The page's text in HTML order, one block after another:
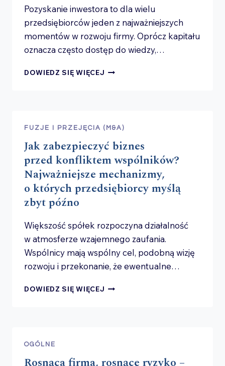
ROSNĄĆ?
Pozyskanie inwestora to dla wielu
przedsiębiorców jeden z najważniejszych
momentów w rozwoju firmy. Oprócz kapitału
oznacza często dostęp do wiedzy,…
DOWIEDZ SIĘ WIĘCEJ JAK
OBSZARÓW,
KTÓRE
FUNDUSZ
SPRAWDZI
PRZED INWESTYCJĄ
FUZJE I PRZEJĘCIA (M&A)
Jak zabezpieczyć biznes
przed konfliktem wspólników?
Najważniejsze mechanizmy,
o których przedsiębiorcy myślą
zbyt późno
Większość spółek rozpoczyna działalność
w atmosferze wzajemnego zaufania.
Wspólnicy mają wspólny cel, podobną wizję
rozwoju i przekonanie, że ewentualne…
DOWIEDZ SIĘ WIĘCEJ JAK
O KTÓRYCH PRZEDSIĘBIORCY
OGÓLNE